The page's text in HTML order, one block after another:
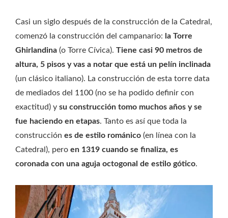
Casi un siglo después de la construcción de la Catedral,
comenzó la construcción del campanario: la Torre
Ghirlandina (o Torre Cívica). Tiene casi 90 metros de
altura, 5 pisos y vas a notar que está un pelín inclinada
(un clásico italiano). La construcción de esta torre data
de mediados del 1100 (no se ha podido definir con
exactitud) y su construcción tomo muchos años y se
fue haciendo en etapas. Tanto es así que toda la
construcción es de estilo románico (en línea con la
Catedral), pero en 1319 cuando se finaliza, es
coronada con una aguja octogonal de estilo gótico.